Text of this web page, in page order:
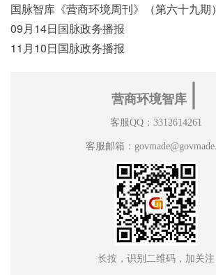
09月14日国脉政务播报
11月10日国脉政务播报
营商环境智库
客服QQ：3312614261
客服邮箱：
长按，识别二维码，加关注